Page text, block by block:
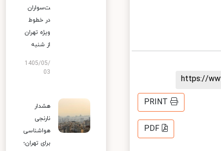
https://
PRINT
PDF
ت‌سواران
در خطوط
ویژه تهران
از شنبه
1405/05/
03
هشدار
نارنجی
هواشناسی
برای تهران؛